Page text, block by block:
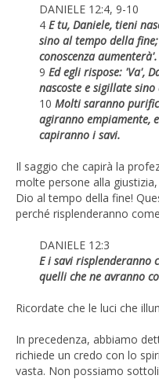
DANIELE 12:4, 9-10
4 E tu, Daniele, tieni
sino al tempo della
conoscenza aumenterà'.
9 Ed egli rispose: 'Va',
nascoste e sigillate
10 Molti saranno
agiranno empiamente,
capiranno i savi.
Il saggio che capirà la
molte persone alla
Dio al tempo della fine!
perché risplenderanno come
DANIELE 12:3
E i savi risplenderanno
quelli che ne avranno
Ricordate che le luci che
In precedenza, abbiamo
richiede un credo con lo
vasta. Non possiamo